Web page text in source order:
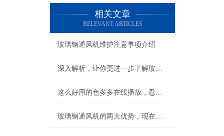
相关文章
RELEVANT ARTICLES
玻璃钢通风机维护注意事项介绍
深入解析，让你更进一步了解玻璃钢通风机
这么好用的色多多在线播放，忍不住推荐给你
玻璃钢通风机的两大优势，现在知道还不晚